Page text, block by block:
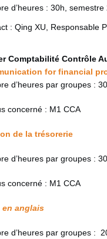
d’heures : 30h,
: Qing XU, Responsable
Comptabilité Contrôle
for financial
d’heures par groupes :
concerné : M1 CCA
de la trésorerie
d’heures par groupes :
concerné : M1 CCA
en anglais
d’heures par groupes :